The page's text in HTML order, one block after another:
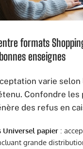
formats
enseignes
varie
Confondre les
des refus en
Universel papier :
grande